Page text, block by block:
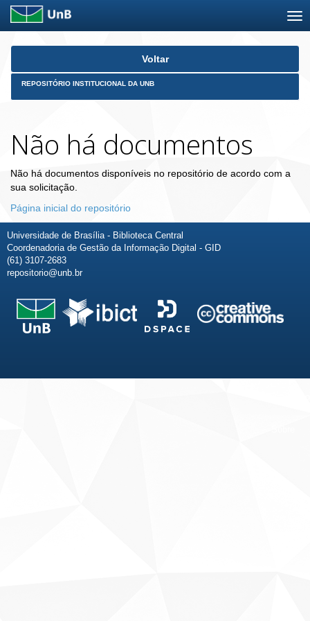
Skip
Voltar
REPOSITÓRIO INSTITUCIONAL DA UNB
Não há documentos
Não há documentos disponíveis no repositório de acordo com a
sua solicitação.
Página inicial do repositório
Universidade de Brasília - Biblioteca Central
Coordenadoria de Gestão da Informação Digital - GID
(61) 3107-2683
repositorio@unb.br